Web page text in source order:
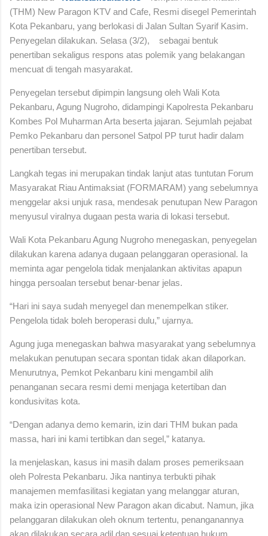
(THM) New Paragon KTV and Cafe, Resmi disegel Pemerintah
Kota Pekanbaru, yang berlokasi di Jalan Sultan Syarif Kasim.
Penyegelan dilakukan. Selasa (3/2), sebagai bentuk
penertiban sekaligus respons atas polemik yang belakangan
mencuat di tengah masyarakat.
Penyegelan tersebut dipimpin langsung oleh Wali Kota
Pekanbaru, Agung Nugroho, didampingi Kapolresta Pekanbaru
Kombes Pol Muharman Arta beserta jajaran. Sejumlah pejabat
Pemko Pekanbaru dan personel Satpol PP turut hadir dalam
penertiban tersebut.
Langkah tegas ini merupakan tindak lanjut atas tuntutan Forum
Masyarakat Riau Antimaksiat (FORMARAM) yang sebelumnya
menggelar aksi unjuk rasa, mendesak penutupan New Paragon
menyusul viralnya dugaan pesta waria di lokasi tersebut.
Wali Kota Pekanbaru Agung Nugroho menegaskan, penyegelan
dilakukan karena adanya dugaan pelanggaran operasional. Ia
meminta agar pengelola tidak menjalankan aktivitas apapun
hingga persoalan tersebut benar-benar jelas.
“Hari ini saya sudah menyegel dan menempelkan stiker.
Pengelola tidak boleh beroperasi dulu,” ujarnya.
Agung juga menegaskan bahwa masyarakat yang sebelumnya
melakukan penutupan secara spontan tidak akan dilaporkan.
Menurutnya, Pemkot Pekanbaru kini mengambil alih
penanganan secara resmi demi menjaga ketertiban dan
kondusivitas kota.
“Dengan adanya demo kemarin, izin dari THM bukan pada
massa, hari ini kami tertibkan dan segel,” katanya.
Ia menjelaskan, kasus ini masih dalam proses pemeriksaan
oleh Polresta Pekanbaru. Jika nantinya terbukti pihak
manajemen memfasilitasi kegiatan yang melanggar aturan,
maka izin operasional New Paragon akan dicabut. Namun, jika
pelanggaran dilakukan oleh oknum tertentu, penanganannya